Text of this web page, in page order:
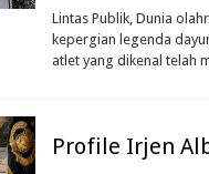
Lintas Publik, Dunia
kepergian legenda
atlet yang dikenal telah
Profile Irjen